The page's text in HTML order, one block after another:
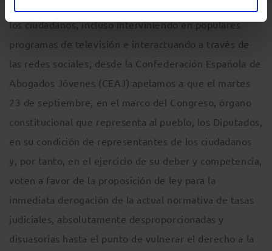
los ciudadanos, incluso interviniendo en populares
programas de televisión e interactuando a través de
las redes sociales, desde la Confederación Española de
Abogados Jóvenes (CEAJ) apelamos a que el martes
23 de septiembre, en el marco del Congreso, órgano
constitucional que representa al pueblo, los Diputados,
en su condición de representantes de los ciudadanos
y, por tanto, en el ejercicio de su deber y competencia,
voten a favor de la proposición de ley para la
inmediata derogación de la actual normativa de tasas
judiciales, absolutamente desproporcionadas y
disuasorias hasta el punto de vulnerar el derecho a la